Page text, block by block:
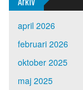
april 2026
februari 2026
oktober 2025
maj 2025